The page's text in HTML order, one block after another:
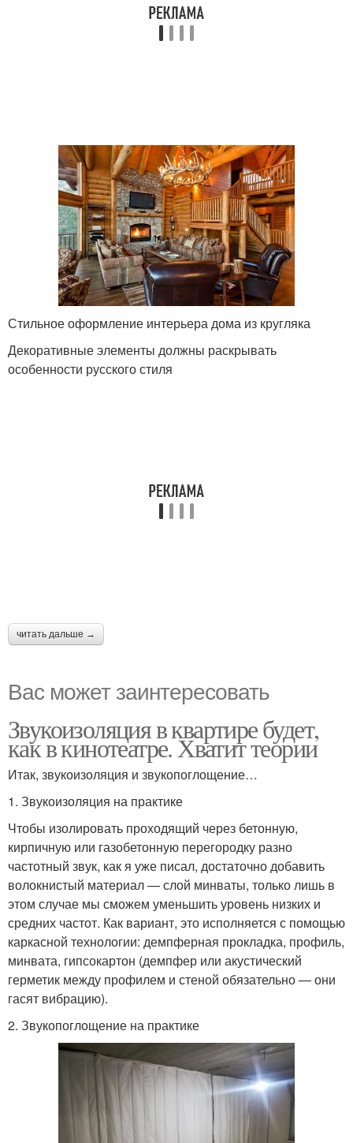
Стильное оформление интерьера дома из кругляка
Декоративные элементы должны раскрывать
особенности русского стиля
читать дальше →
Вас может заинтересовать
Звукоизоляция в квартире будет,
как в кинотеатре. Хватит теории
Итак, звукоизоляция и звукопоглощение…
1. Звукоизоляция на практике
Чтобы изолировать проходящий через бетонную,
кирпичную или газобетонную перегородку разно
частотный звук, как я уже писал, достаточно добавить
волокнистый материал — слой минваты, только лишь в
этом случае мы сможем уменьшить уровень низких и
средних частот. Как вариант, это исполняется с помощью
каркасной технологии: демпферная прокладка, профиль,
минвата, гипсокартон (демпфер или акустический
герметик между профилем и стеной обязательно — они
гасят вибрацию).
2. Звукопоглощение на практике